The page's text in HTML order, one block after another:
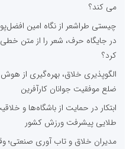
می کند؟
چیستی طراشعر از نگاه امین
در جایگاه حرف، شعر را از متن
کرد؟
الگوپذیری خلاق، بهره‌گیری از
ضلع موفقیت جوانان کارآفرین
ابتکار در حمایت از باشگاه‌ها و
طلایی پیشرفت ورزش کشور
مدیران خلاق و تاب آوری صنعتی؛